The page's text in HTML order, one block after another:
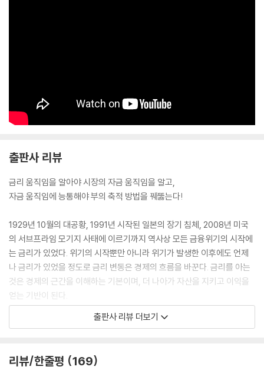
찾을 수 없게 되었고, 1931년에는 한 해 동안 2,300개의 은행이 문을 닫았
다. 극도의 신용경색 현상이 나타났고, 사람들은 일시에 예금을 찾기 위해
을 수밖에 없었으며, 빌린 돈으로 사업을 하고 공장을 돌리던 사업가들 역
--- p.57
운영한다. 또한 이를 통해 물가안정이라는 목표를 이루고자 노력한다. 한
국은행은 경제성장을 위해 국민과 기업인들을 최대한 지원하되, 그 과정에
서 눈이 멀어 놓칠 수 있는 물가안정이라는 중대 목표를 이루기 위해 나라
의 경제를 감시해야 하는 임무가 있다. 어떻게 보면 사람들에게 환호성을
받을 수 있는 자리는 분명 아니다. 경제가 좋을 때 “금리를 올려 물가를 안
정시켜야 합니다!”라고 외쳐봐야 서민들의 이자부담만 늘리는 나쁜 기관
이라는 지탄도 받을 수 있다. 그래도 할 일을 해야 한다. 누가 뭐래도 꿋꿋
해야 한다. 그래서 중앙은행인 한국은행의 독립성은 꼭 필요한 것이다.
제를 운영한다. 정부와 정치인들이 인기에 영합한 정책을 쏟아내다 보면
출판사 리뷰
금리 움직임을 알아야 시장의 자금 움직임을 알고,
자금 움직임에 능통해야 부의 축적 방법을 꿰뚫는다!
1929년 10월의 대공황, 1991년 시작된 일본의 장기 침체, 2008년 미국
의 서브프라임 모기지 사태에 이르기까지 역사상 모든 금융위기의 시작에
는 금리가 있었다. 위기의 시작뿐만 아니라 위기가 발생한 이후에도 언제
나 금리가 있었을 정도로 금리 변동은 경제의 흐름을 바꾼다. 금리를 아는
것은 경제의 근간을 이해하는 기본이며, 더 나아가 자산을 지키고 이익을
얻는 기반이 된다.
이 책은 총 6개 파트로 나눠 금리를 설명한다. 파트 1은 금리에 대한 전반적
인 지식을, 파트 2는 경기흐름에서 금리가 어떻게 작용하는지 알려준다.
화 등을 통해 환율과 금리의 관계를 분석한다. 마지막 파트 6은 금융위기
출판사 리뷰 더보기
리뷰/한줄평 169